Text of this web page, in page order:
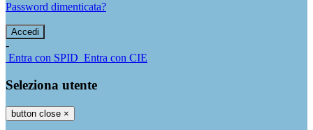
Password dimenticata?
-
Entra con SPID Entra con CIE
Seleziona utente
button close ×